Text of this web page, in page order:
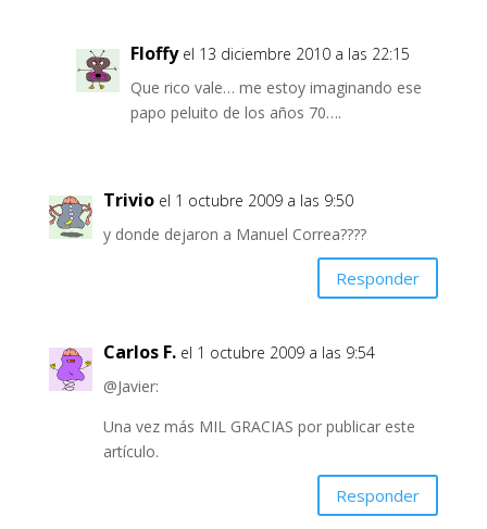
Floffy el 13 diciembre 2010 a las 22:15
Que rico vale… me estoy imaginando ese
papo peluito de los años 70….
Trivio el 1 octubre 2009 a las 9:50
y donde dejaron a Manuel Correa????
Responder
Carlos F. el 1 octubre 2009 a las 9:54
@Javier:
Una vez más MIL GRACIAS por publicar este
artículo.
Responder